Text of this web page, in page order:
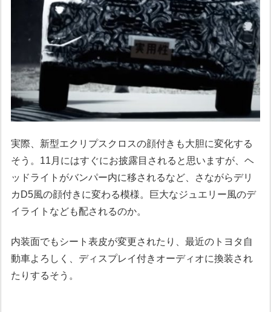
実際、新型エクリプスクロスの顔付きも大胆に変化する
そう。11月にはすぐにお披露目されると思いますが、ヘ
ッドライトがバンパー内に移されるなど、さながらデリ
カD5風の顔付きに変わる模様。巨大なジュエリー風のデ
イライトなども配されるのか。
内装面でもシート表皮が変更されたり、最近のトヨタ自
動車よろしく、ディスプレイ付きオーディオに換装され
たりするそう。